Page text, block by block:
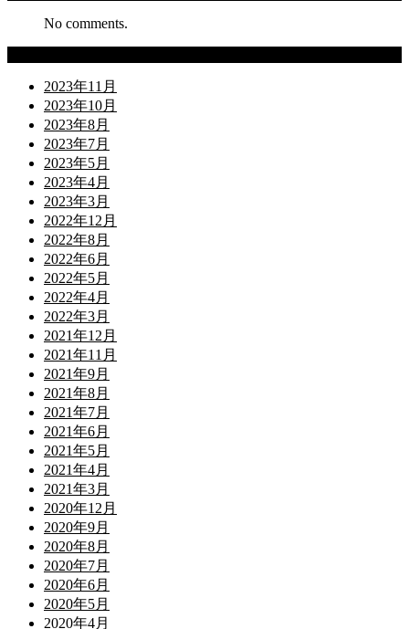
No comments.
2023年11月
2023年10月
2023年8月
2023年7月
2023年5月
2023年4月
2023年3月
2022年12月
2022年8月
2022年6月
2022年5月
2022年4月
2022年3月
2021年12月
2021年11月
2021年9月
2021年8月
2021年7月
2021年6月
2021年5月
2021年4月
2021年3月
2020年12月
2020年9月
2020年8月
2020年7月
2020年6月
2020年5月
2020年4月